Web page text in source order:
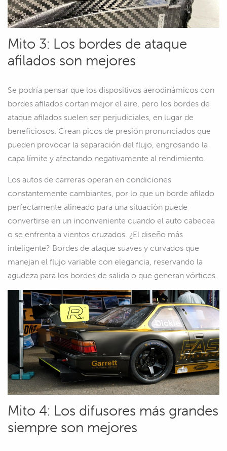
Mito 3: Los bordes de ataque
afilados son mejores
Se podría pensar que los dispositivos aerodinámicos con
bordes afilados cortan mejor el aire, pero los bordes de
ataque afilados suelen ser perjudiciales, en lugar de
beneficiosos. Crean picos de presión pronunciados que
pueden provocar la separación del flujo, engrosando la
capa límite y afectando negativamente al rendimiento.
Los autos de carreras operan en condiciones
constantemente cambiantes, por lo que un borde afilado
perfectamente alineado para una situación puede
convertirse en un inconveniente cuando el auto cabecea
o se enfrenta a vientos cruzados. ¿El diseño más
inteligente? Bordes de ataque suaves y curvados que
manejan el flujo variable con elegancia, reservando la
agudeza para los bordes de salida o que generan vórtices.
Mito 4: Los difusores más grandes
siempre son mejores